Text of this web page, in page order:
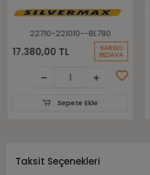
Lastiği
22710-221010--BL780
17.380,00 TL KARGO
BEDAVA
Sepete Ekle
Taksit Seçenekleri